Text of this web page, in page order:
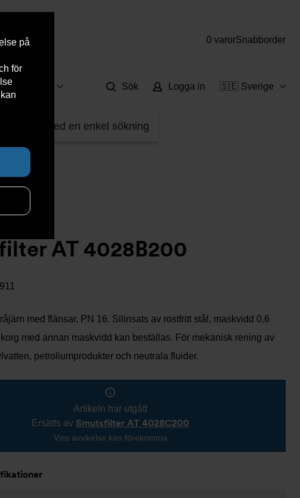
på
för
0 varorSnabborder
efter med en enkel sökning
Sök Logga in 🇸🇪 Sverige
Smutsfilter AT 4028B200
AT 4028B200
med flänsar, PN 16. Silinsats av rostfritt stål, maskvidd 0,6
med annan maskvidd kan beställas. För mekanisk rening av
petroliumprodukter och neutrala fluider.
Artikeln har utgått
Ersätts av Smutsfilter AT 4028C200
Viss avvikelse kan förekomma